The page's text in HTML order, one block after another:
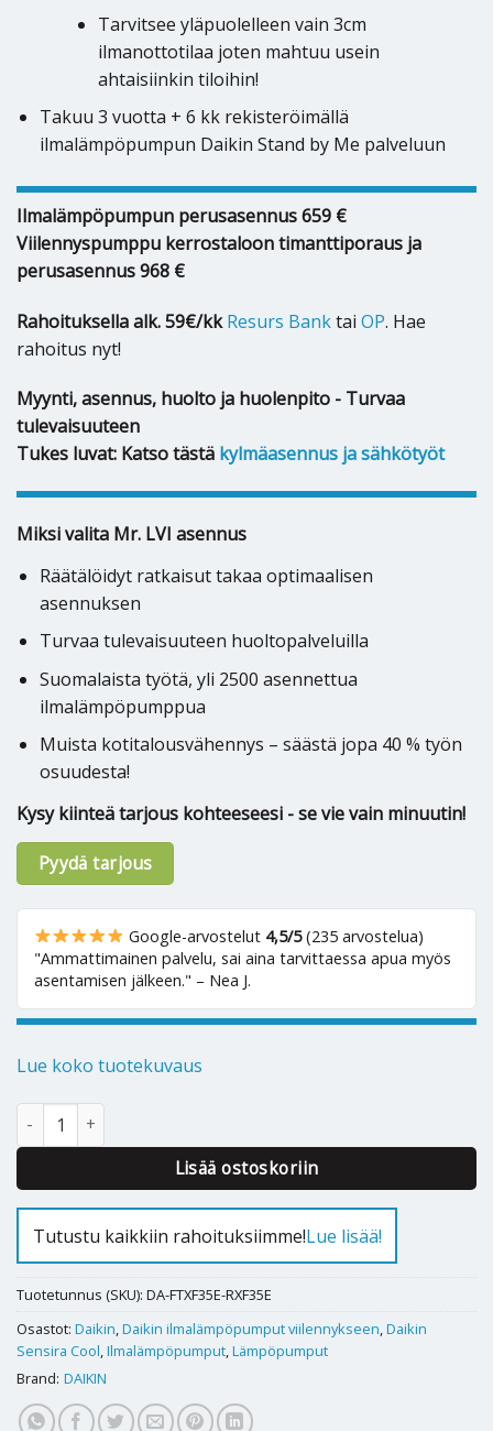
Tarvitsee yläpuolelleen vain 3cm
ilmanottotilaa joten mahtuu usein
ahtaisiinkin tiloihin!
Takuu 3 vuotta + 6 kk rekisteröimällä
ilmalämpöpumpun Daikin Stand by Me palveluun
Ilmalämpöpumpun perusasennus 659 €
Viilennyspumppu kerrostaloon timanttiporaus ja
perusasennus 968 €
Rahoituksella alk. 59€/kk Resurs Banktai OP. Hae
rahoitus nyt!
Myynti, asennus, huolto ja huolenpito - Turvaa
tulevaisuuteen
Tukes luvat: Katso tästä kylmäasennus ja sähkötyöt
Miksi valita Mr. LVI asennus
Räätälöidyt ratkaisut takaa optimaalisen
asennuksen
Turvaa tulevaisuuteen huoltopalveluilla
Suomalaista työtä, yli 2500 asennettua
ilmalämpöpumppua
Muista kotitalousvähennys – säästä jopa 40 % työn
osuudesta!
Kysy kiinteä tarjous kohteeseesi - se vie vain minuutin!
Google-arvostelut 4,5/5(235 arvostelua)
"Ammattimainen palvelu, sai aina tarvittaessa apua myös
asentamisen jälkeen." – Nea J.
Pyydä tarjous
Lue koko tuotekuvaus
Ilmalämpöpumppu Daikin Sensira Cool 35 määrä
Lisää ostoskoriin
Alternative:
Tutustu kaikkiin rahoituksiimme!Lue lisää!
Tuotetunnus (SKU): DA-FTXF35E-RXF35E
Osastot: Daikin,Daikin ilmalämpöpumput viilennykseen,Daikin
Sensira Cool,Ilmalämpöpumput,Lämpöpumput
Brand: DAIKIN